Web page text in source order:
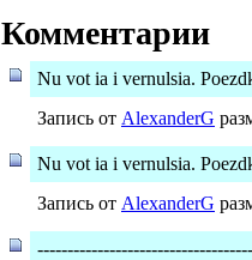
Комментарии
Nu vot ia i vernulsia.
Запись от AlexanderG
Nu vot ia i vernulsia.
Запись от AlexanderG